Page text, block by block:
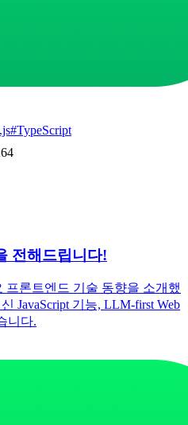
#TypeScript
전해드립니다!
프론트엔드 기술 동향을 소개했
JavaScript 기능, LLM-first Web
니다.